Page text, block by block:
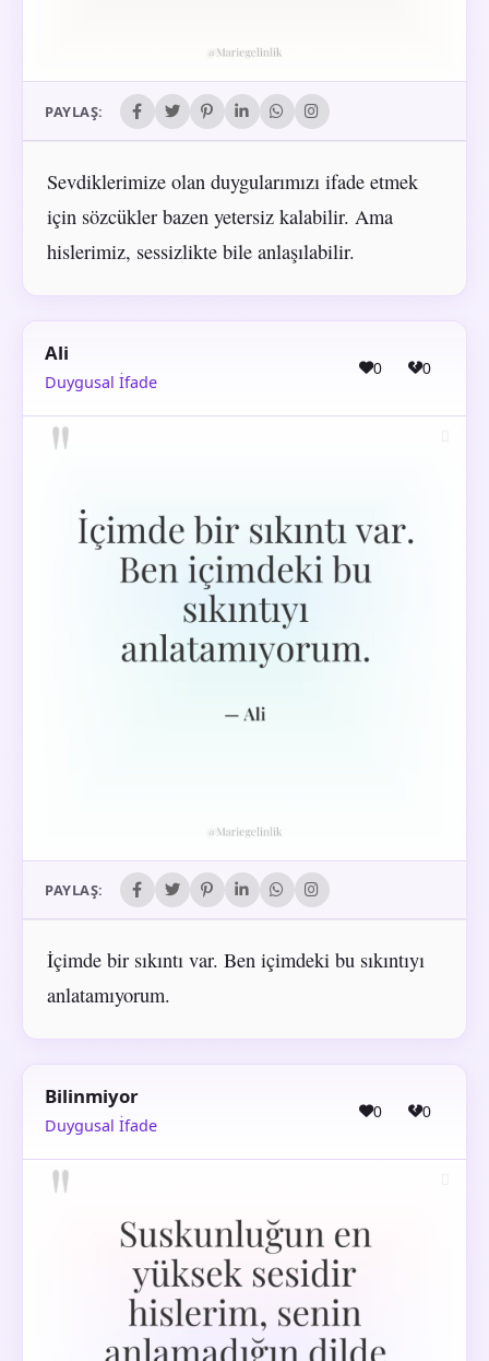
PAYLAŞ:
Sevdiklerimize olan duygularımızı ifade etmek
için sözcükler bazen yetersiz kalabilir. Ama
hislerimiz, sessizlikte bile anlaşılabilir.
Ali
Duygusal İfade
0 0
PAYLAŞ:
İçimde bir sıkıntı var. Ben içimdeki bu sıkıntıyı
anlatamıyorum.
Bilinmiyor
Duygusal İfade
0 0